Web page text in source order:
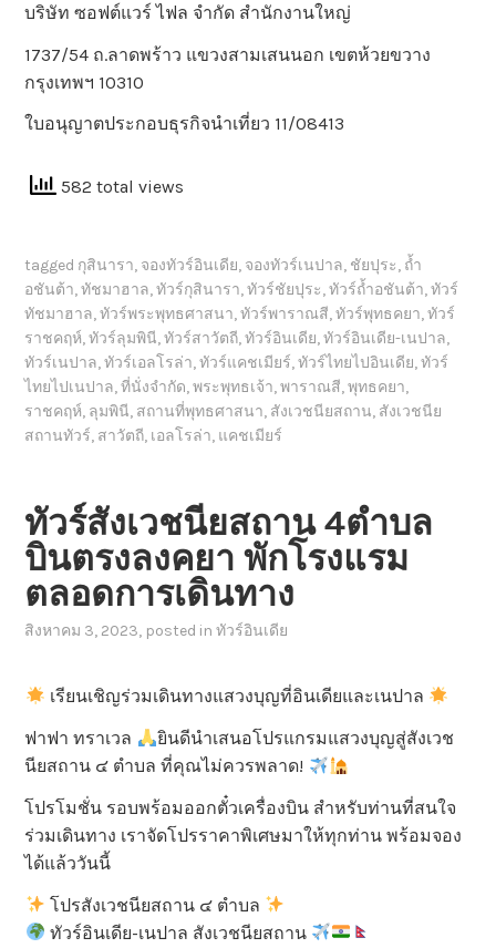
บริษัท ซอฟต์แวร์ ไฟล จำกัด สำนักงานใหญ่
1737/54 ถ.ลาดพร้าว แขวงสามเสนนอก เขตห้วยขวาง
กรุงเทพฯ 10310
ใบอนุญาตประกอบธุรกิจนำเที่ยว 11/08413
582 total views
tagged กุสินารา, จองทัวร์อินเดีย, จองทัวร์เนปาล, ชัยปุระ, ถ้ำ
อชันต้า,ทัชมาฮาล,ทัวร์กุสินารา,ทัวร์ชัยปุระ,ทัวร์ถ้ำอชันต้า,ทัวร์
ทัชมาฮาล,ทัวร์พระพุทธศาสนา,ทัวร์พาราณสี,ทัวร์พุทธคยา,ทัวร์
ราชคฤห์,ทัวร์ลุมพินี,ทัวร์สาวัตถี,ทัวร์อินเดีย,ทัวร์อินเดีย-เนปาล,
ทัวร์เนปาล,ทัวร์เอลโรล่า,ทัวร์แคชเมียร์,ทัวร์ไทยไปอินเดีย,ทัวร์
ไทยไปเนปาล,ที่นั่งจำกัด,พระพุทธเจ้า,พาราณสี,พุทธคยา,
ราชคฤห์, ลุมพินี, สถานที่พุทธศาสนา, สังเวชนียสถาน, สังเวชนีย
สถานทัวร์, สาวัตถี, เอลโรล่า, แคชเมียร์
ทัวร์สังเวชนียสถาน 4ตำบล
บินตรงลงคยา พักโรงแรม
ตลอดการเดินทาง
สิงหาคม 3, 2023, posted inทัวร์อินเดีย
เรียนเชิญร่วมเดินทางแสวงบุญที่อินเดียและเนปาล
ฟาฟา ทราเวล
ยินดีนำเสนอโปรแกรมแสวงบุญสู่สังเวช
นียสถาน ๔ ตำบล ที่คุณไม่ควรพลาด!
โปรโมชั่น รอบพร้อมออกตั๋วเครื่องบิน สำหรับท่านที่สนใจ
ร่วมเดินทาง เราจัดโปรราคาพิเศษมาให้ทุกท่าน พร้อมจอง
ได้แล้ววันนี้
โปรสังเวชนียสถาน ๔ ตำบล
ทัวร์อินเดีย-เนปาล สังเวชนียสถาน